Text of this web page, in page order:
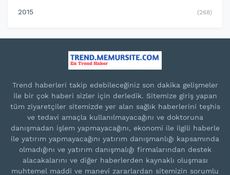
2015 (268)
Trend haberleri takip edebileceğiniz son dakika gelişmeler
ile bir çok haberi sizler için derledik. Sitemize giriş yapan
tüm ziyaretçiler sitemizde yer alan sağlık haberlerini teşhis
ve tedavi amaçla kullanılmayacağını ve doktoruna
danışmadan işlem yapmayacağını, ekonomi ile ilgili haberle
ile yatırım yapmayacağını yatırım danışmanlığı kapsamında
olmadığını ve yatırım danışmalığı firmalarından destek
alacakalarını ve diğer haberlerden kaynaklı oluşması
muhtemel maddi ve manevi zararlardan sitemizin sorumlu